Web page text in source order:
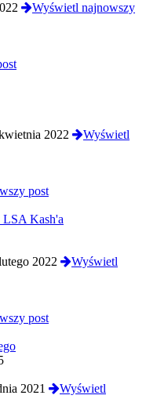
Wyświetl najnowszy
2022
Wyświetl
post
LSA Kash'a
2022
Wyświetl
post
2021
Wyświetl